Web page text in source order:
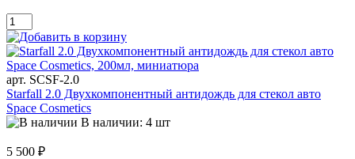
арт. SCSF-2.0
Starfall 2.0 Двухкомпонентный антидождь для стекол авто
Space Cosmetics
В наличии: 4 шт
5 500 ₽